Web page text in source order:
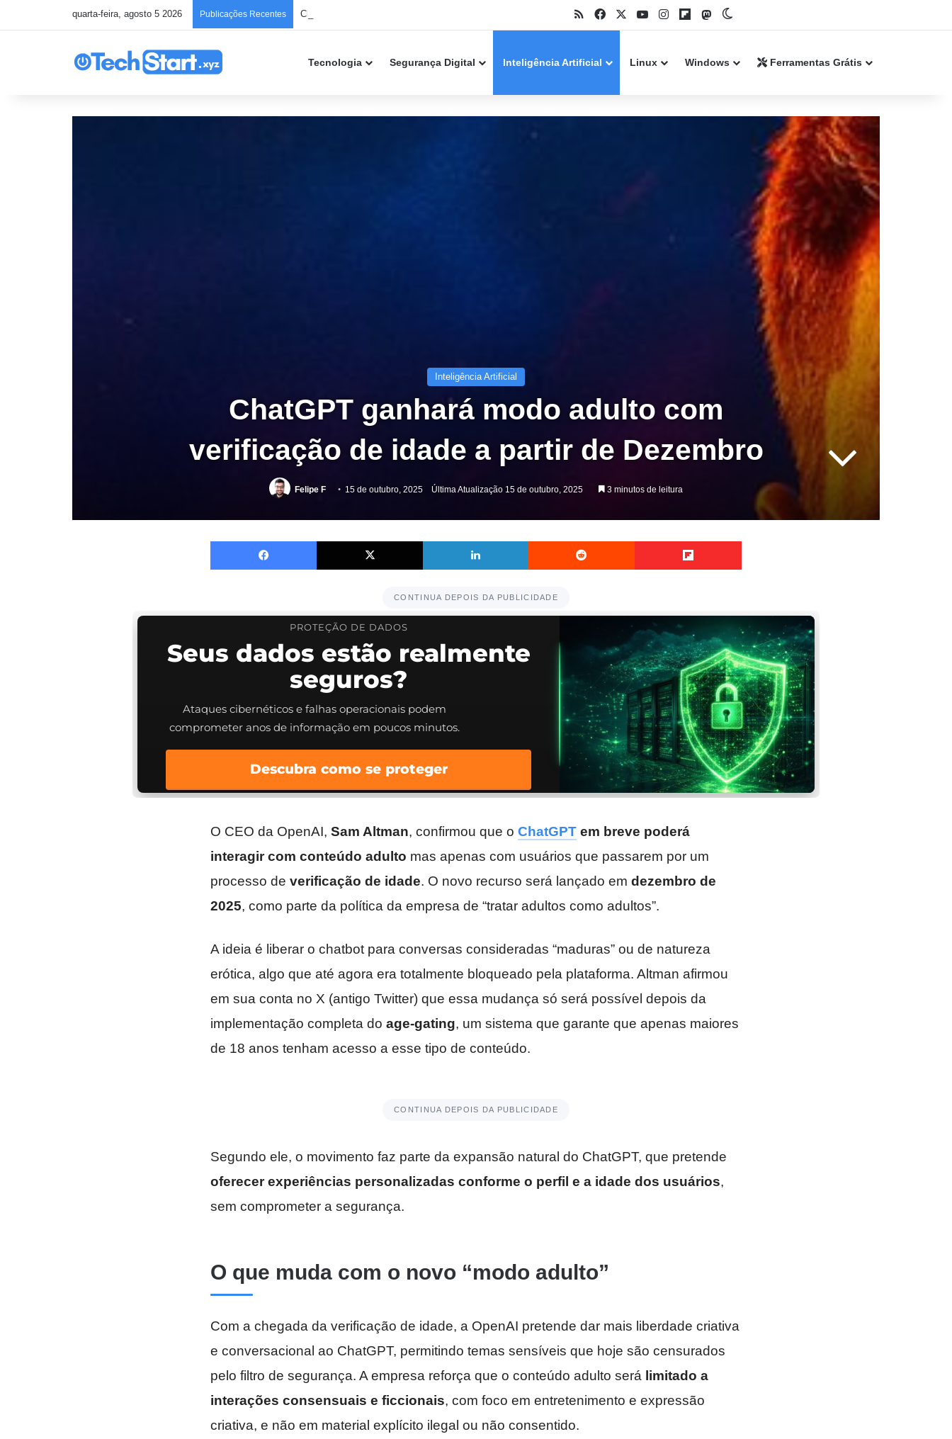
quarta-feira, agosto 5 2026 Publicações Recentes Check Point alerta para falha crítica em servidores RSSFacebookYouTubeInstagramFlipboard
Mastodon
Tecnologia Segurança Digital Inteligência Artificial Linux Windows Ferramentas Grátis
Inteligência Artificial
ChatGPT ganhará modo adulto com
verificação de idade a partir de Dezembro
Felipe F 15 de outubro, 2025 Última Atualização 15 de outubro, 2025 3 minutos de leitura
Facebook X Linkedin Reddit Flipboard
CONTINUA DEPOIS DA PUBLICIDADE
PROTEÇÃO DE DADOS
Seus dados estão realmente
seguros?
Ataques cibernéticos e falhas operacionais podem
comprometer anos de informação em poucos minutos.
Descubra como se proteger
O CEO da OpenAI, Sam Altman, confirmou que o ChatGPT em breve poderá
interagir com conteúdo adulto mas apenas com usuários que passarem por um
processo de verificação de idade. O novo recurso será lançado em dezembro de
2025, como parte da política da empresa de “tratar adultos como adultos”.
A ideia é liberar o chatbot para conversas consideradas “maduras” ou de natureza
erótica, algo que até agora era totalmente bloqueado pela plataforma. Altman afirmou
em sua conta no X (antigo Twitter) que essa mudança só será possível depois da
implementação completa do age-gating, um sistema que garante que apenas maiores
de 18 anos tenham acesso a esse tipo de conteúdo.
CONTINUA DEPOIS DA PUBLICIDADE
Segundo ele, o movimento faz parte da expansão natural do ChatGPT, que pretende
oferecer experiências personalizadas conforme o perfil e a idade dos usuários,
sem comprometer a segurança.
O que muda com o novo “modo adulto”
Com a chegada da verificação de idade, a OpenAI pretende dar mais liberdade criativa
e conversacional ao ChatGPT, permitindo temas sensíveis que hoje são censurados
pelo filtro de segurança. A empresa reforça que o conteúdo adulto será limitado a
interações consensuais e ficcionais, com foco em entretenimento e expressão
criativa, e não em material explícito ilegal ou não consentido.